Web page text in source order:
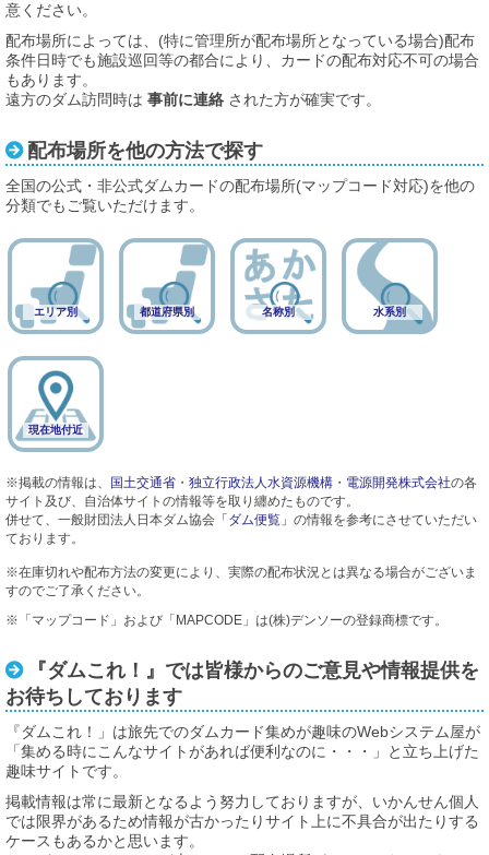
意ください。
配布場所によっては、(特に管理所が配布場所となっている場合)配布
条件日時でも施設巡回等の都合により、カードの配布対応不可の場合
もあります。
遠方のダム訪問時は 事前に連絡 された方が確実です。
配布場所を他の方法で探す
全国の公式・非公式ダムカードの配布場所(マップコード対応)を他の
分類でもご覧いただけます。
エリア別 都道府県別 名称別 水系別
現在地付近
※掲載の情報は、 国土交通省 ・ 独立行政法人水資源機構 ・ 電源開発株式会社の各
サイト及び、自治体サイトの情報等を取り纏めたものです。
併せて、一般財団法人日本ダム協会 「ダム便覧」 の情報を参考にさせていただい
ております。
※在庫切れや配布方法の変更により、実際の配布状況とは異なる場合がございま
すのでご了承ください。
※「マップコード」および「MAPCODE」は(株)デンソーの登録商標です。
『ダムこれ！』では皆様からのご意見や情報提供を
お待ちしております
『ダムこれ！」は旅先でのダムカード集めが趣味のWebシステム屋が
「集める時にこんなサイトがあれば便利なのに・・・」と立ち上げた
趣味サイトです。
掲載情報は常に最新となるよう努力しておりますが、いかんせん個人
では限界があるため情報が古かったりサイト上に不具合が出たりする
ケースもあるかと思います。